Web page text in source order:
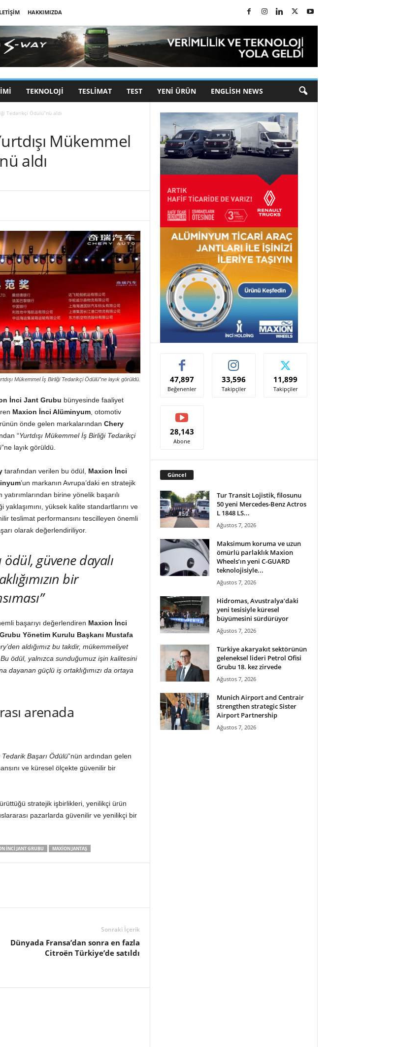
HAKKIMIZDA
TEKNOLOJI TESLIMAT TEST YENI ÜRÜN ENGLISH NEWS
Tedarikçi Ödülü”nü aldı
Mükemmel
aldı
Mükemmel İş Birliği Tedarikçi Ödülü”ne layık görüldü.
İnci Jant Grubu bünyesinde faaliyet
Maxion İnci Alüminyum, otomotiv
önde gelen markalarından Chery
“Yurtdışı Mükemmel İş Birliği Tedarikçi
”ne layık görüldü.
tarafından verilen bu ödül, Maxion İnci
’un markanın Avrupa’daki en stratejik
yatırımlarından birine yönelik başarılı
yaklaşımını, yüksek kalite standartlarını ve
teslimat performansını tescilleyen önemli
olarak değerlendiriliyor.
ödül, güvene dayalı
bir
başarıyı değerlendiren Maxion İnci
Yönetim Kurulu Başkanı Mustafa
aldığımız bu takdir, mükemmeliyet
ödül, yalnızca sunduğumuz işin kalitesini
dayanan güçlü iş ortaklığımızı da ortaya
arenada
Tedarik Başarı Ödülü”nün ardından gelen
ve küresel ölçekte güvenilir bir
stratejik işbirlikleri, yenilikçi ürün
pazarlarda güvenilir ve yenilikçi bir
İNCI JANT GRUBU MAXION JANTAŞ
Sonraki İçerik
Dünyada Fransa’dan sonra en fazla
Citroën Türkiye’de satıldı
47,897
Beğenenler
33,596
Takipçiler
11,899
Takipçiler
28,143
Abone
Güncel
Tur Transit Lojistik, filosunu
50 yeni Mercedes-Benz Actros
L 1848 LS...
Ağustos 7, 2026
Maksimum koruma ve uzun
ömürlü parlaklık Maxion
Wheels’ın yeni C-GUARD
teknolojisiyle...
Ağustos 7, 2026
Hidromas, Avustralya’daki
yeni tesisiyle küresel
büyümesini sürdürüyor
Ağustos 7, 2026
Türkiye akaryakıt sektörünün
geleneksel lideri Petrol Ofisi
Grubu 18. kez zirvede
Ağustos 7, 2026
Munich Airport and Centrair
strengthen strategic Sister
Airport Partnership
Ağustos 7, 2026